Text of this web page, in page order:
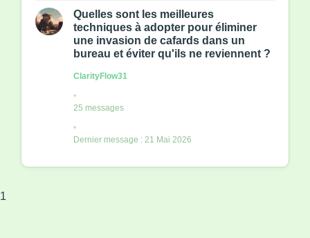
Quelles sont les meilleures
techniques à adopter pour éliminer
une invasion de cafards dans un
bureau et éviter qu'ils ne reviennent ?
ClarityFlow31
25 messages
Dernier message : 21 Mai 2026
1